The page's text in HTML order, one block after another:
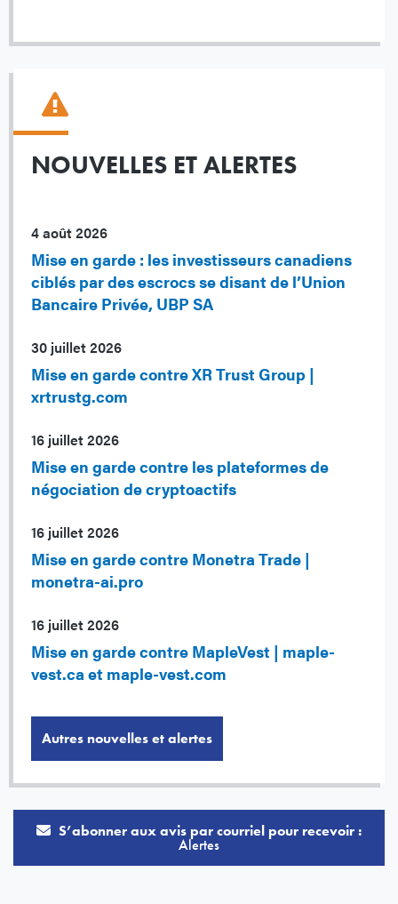
NOUVELLES ET ALERTES
4 août 2026
Mise en garde : les investisseurs canadiens
ciblés par des escrocs se disant de l’Union
Bancaire Privée, UBP SA
30 juillet 2026
Mise en garde contre XR Trust Group |
xrtrustg.com
16 juillet 2026
Mise en garde contre les plateformes de
négociation de cryptoactifs
16 juillet 2026
Mise en garde contre Monetra Trade |
monetra-ai.pro
16 juillet 2026
Mise en garde contre MapleVest | maple-
vest.ca et maple-vest.com
Autres nouvelles et alertes
S’abonner aux avis par courriel pour recevoir :
Alertes